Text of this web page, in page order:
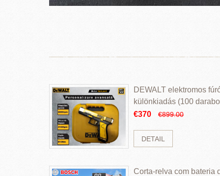
DEWALT elektromos
különkiadás (100
€370
€899.00
DETAIL
Corta-relva com bateria